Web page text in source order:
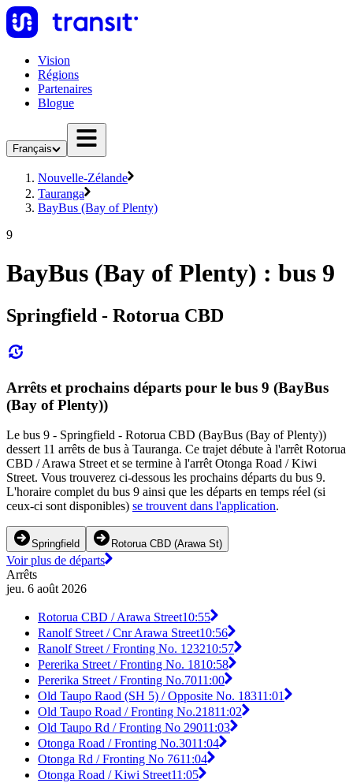
Vision
Régions
Partenaires
Blogue
Français
Nouvelle-Zélande
Tauranga
BayBus (Bay of Plenty)
9
BayBus (Bay of Plenty) : bus 9
Springfield - Rotorua CBD
Arrêts et prochains départs pour le bus 9 (BayBus
(Bay of Plenty))
Le bus 9 - Springfield - Rotorua CBD (BayBus (Bay of Plenty))
dessert 11 arrêts de bus à Tauranga. Ce trajet débute à l'arrêt Rotorua
CBD / Arawa Street et se termine à l'arrêt Otonga Road / Kiwi
Street. Vous trouverez ci-dessous les prochains départs du bus 9.
L'horaire complet du bus 9 ainsi que les départs en temps réel (si
ceux-ci sont disponibles) se trouvent dans l'application.
Springfield Rotorua CBD (Arawa St)
Voir plus de départs
Arrêts
jeu. 6 août 2026
Rotorua CBD / Arawa Street10:55
Ranolf Street / Cnr Arawa Street10:56
Ranolf Street / Fronting No. 123210:57
Pererika Street / Fronting No. 1810:58
Pererika Street / Fronting No.7011:00
Old Taupo Raod (SH 5) / Opposite No. 18311:01
Old Taupo Road / Fronting No.21811:02
Old Taupo Rd / Fronting No 29011:03
Otonga Road / Fronting No.3011:04
Otonga Rd / Fronting No 7611:04
Otonga Road / Kiwi Street11:05